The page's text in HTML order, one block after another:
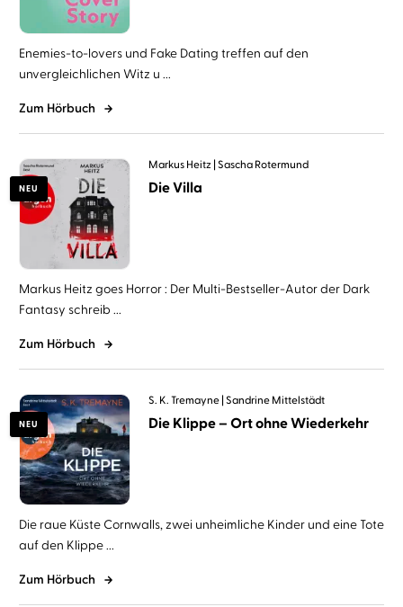
Enemies-to-lovers und Fake Dating treffen auf den
unvergleichlichen Witz u ...
Zum Hörbuch
NEU
Markus Heitz Sascha Rotermund
Die Villa
Markus Heitz goes Horror : Der Multi-Bestseller-Autor der Dark
Fantasy schreib ...
Zum Hörbuch
NEU
S. K. Tremayne Sandrine Mittelstädt
Die Klippe – Ort ohne Wiederkehr
Die raue Küste Cornwalls, zwei unheimliche Kinder und eine Tote
auf den Klippe ...
Zum Hörbuch